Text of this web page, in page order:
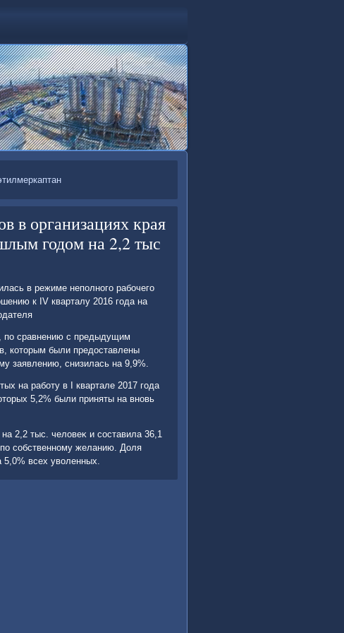
в организациях края
годом на 2,2 тыс
в режиме неполного рабочего
к IV кварталу 2016 года на
по сравнению с предыдущим
котοрым были предοставлены
заявлению, снизилась на 9,9%.
на работу в I квартале 2017 года
5,2% были приняты на вновь
2,2 тыс. челοвеκ и составила 36,1
собственному желанию. Доля
всех увοленных.